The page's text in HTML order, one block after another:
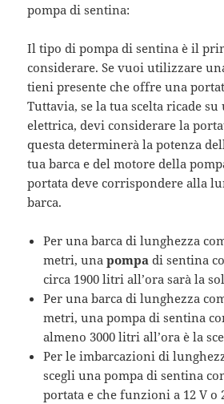
pompa di sentina:
Il tipo di pompa di sentina è il
considerare. Se vuoi utilizzare
tieni presente che offre una
Tuttavia, se la tua scelta ricade su
elettrica, devi considerare la
questa determinerà la potenza
tua barca e del motore della
portata deve corrispondere alla
barca.
Per una barca di lunghezza
metri, unapompa di sentina
circa 1900 litri all’ora sarà la
Per una barca di lunghezza
metri, una pompa di sentina
almeno 3000 litri all’ora è la
Per le imbarcazioni di
scegli una pompa di sentina
portata e che funzioni a 12 V o